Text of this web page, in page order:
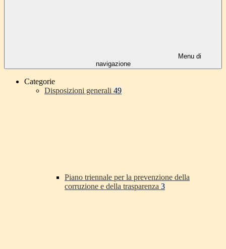
Menu di
navigazione
Categorie
Disposizioni generali 49
Piano triennale per la prevenzione della
corruzione e della trasparenza 3